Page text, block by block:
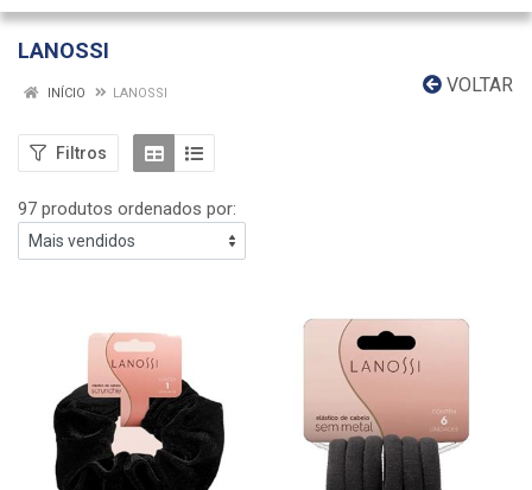
LANOSSI
VOLTAR
INÍCIO LANOSSI
Filtros
97 produtos ordenados por: